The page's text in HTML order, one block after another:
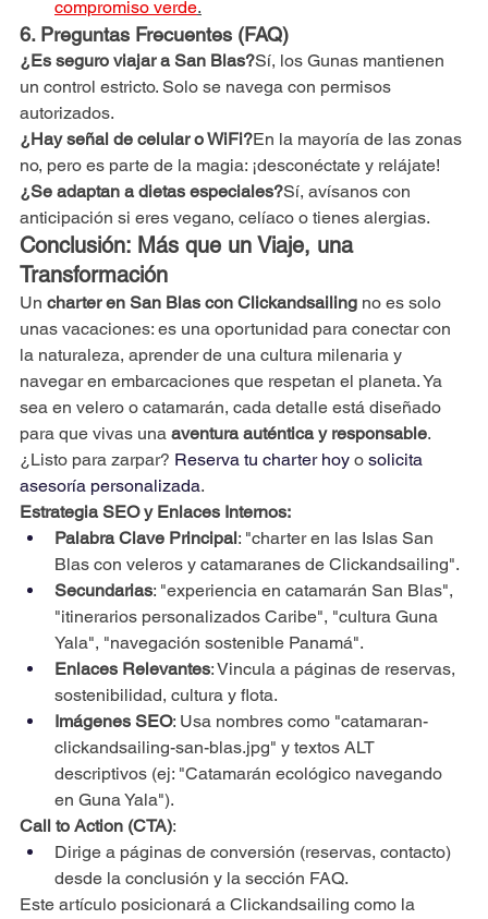
compromiso verde.
6. Preguntas Frecuentes (FAQ)
¿Es seguro viajar a San Blas?Sí, los Gunas mantienen
un control estricto. Solo se navega con permisos
autorizados.
¿Hay señal de celular o WiFi?En la mayoría de las zonas
no, pero es parte de la magia: ¡desconéctate y relájate!
¿Se adaptan a dietas especiales?Sí, avísanos con
anticipación si eres vegano, celíaco o tienes alergias.
Conclusión: Más que un Viaje, una
Transformación
Un charter en San Blas con Clickandsailing no es solo
unas vacaciones: es una oportunidad para conectar con
la naturaleza, aprender de una cultura milenaria y
navegar en embarcaciones que respetan el planeta. Ya
sea en velero o catamarán, cada detalle está diseñado
para que vivas una aventura auténtica y responsable.
¿Listo para zarpar? Reserva tu charter hoy o solicita
asesoría personalizada.
Estrategia SEO y Enlaces Internos:
Palabra Clave Principal: "charter en las Islas San
Blas con veleros y catamaranes de Clickandsailing".
Secundarias: "experiencia en catamarán San Blas",
"itinerarios personalizados Caribe", "cultura Guna
Yala", "navegación sostenible Panamá".
Enlaces Relevantes: Vincula a páginas de reservas,
sostenibilidad, cultura y flota.
Imágenes SEO: Usa nombres como "catamaran-
clickandsailing-san-blas.jpg" y textos ALT
descriptivos (ej: "Catamarán ecológico navegando
en Guna Yala").
Call to Action (CTA):
Dirige a páginas de conversión (reservas, contacto)
desde la conclusión y la sección FAQ.
Este artículo posicionará a Clickandsailing como la